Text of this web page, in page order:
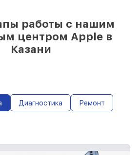
работы с нашим
центром Apple в
Казани
Диагностика Ремонт